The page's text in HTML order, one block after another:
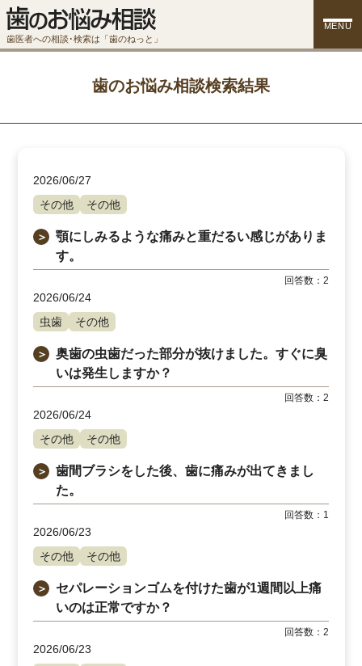
歯医者への相談･検索は「歯のねっと」
MENU
歯のお悩み相談検索結果
2026/06/27
その他
その他
＞
顎にしみるような痛みと重だるい感じがありま
す。
回答数：2
2026/06/24
虫歯
その他
＞
奥歯の虫歯だった部分が抜けました。すぐに臭
いは発生しますか？
回答数：2
2026/06/24
その他
その他
＞
歯間ブラシをした後、歯に痛みが出てきまし
た。
回答数： 1
2026/06/23
その他
その他
＞
セパレーションゴムを付けた歯が1週間以上痛
いのは正常ですか？
回答数：2
2026/06/23